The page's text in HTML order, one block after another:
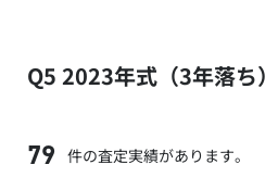
Q5 2023年式（3年落ち
79 件の査定実績があります。